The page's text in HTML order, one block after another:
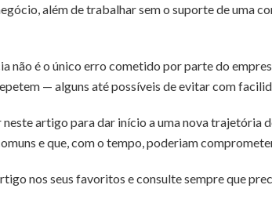
além de trabalhar sem o suporte de uma
não é o único erro cometido por parte do
— alguns até possíveis de evitar com
neste artigo para dar início a uma nova trajetória
e que, com o tempo, poderiam
nos seus favoritos e consulte sempre que